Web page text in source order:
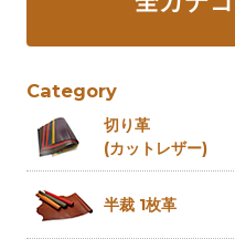
Category
切り革
(カットレザー)
半裁 1枚革